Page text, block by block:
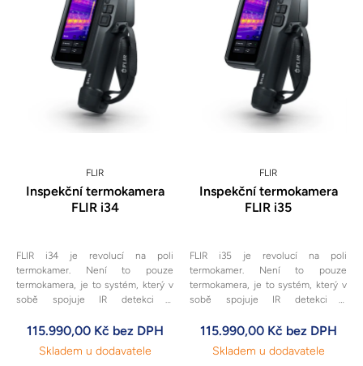
FLIR
Inspekční termokamera
FLIR i34
FLIR i34 je revolucí na poli
termokamer. Není to pouze
termokamera, je to systém, který v
sobě spojuje IR detekci s
ovládáním pomocí aplikací.
115.990,00 Kč bez DPH
Skladem u dodavatele
FLIR
Inspekční termokamera
FLIR i35
FLIR i35 je revolucí na poli
termokamer. Není to pouze
termokamera, je to systém, který v
sobě spojuje IR detekci s
ovládáním pomocí aplikací.
komunikovat prostřednictvím
115.990,00 Kč bez DPH
Skladem u dodavatele